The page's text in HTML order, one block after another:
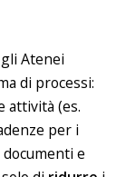
Atenei
di processi:
attività (es.
per i
e